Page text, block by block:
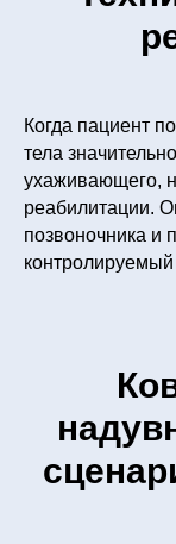
Когда пациент
тела
ухаживающего,
реабилитации.
позвоночника и